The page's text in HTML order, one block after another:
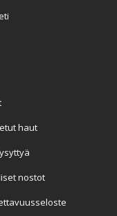
haut
nostot